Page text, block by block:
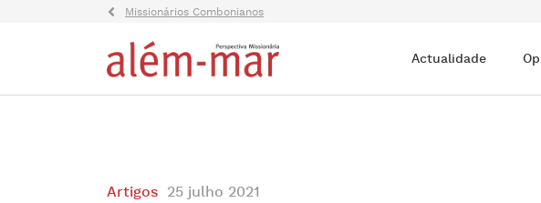
Missionários Combonianos
Actualidade
Artigos 25 julho 2021